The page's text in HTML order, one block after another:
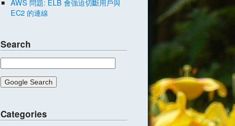
AWS 問題: ELB 會強迫切斷用戶與
EC2 的連線
Search
Categories